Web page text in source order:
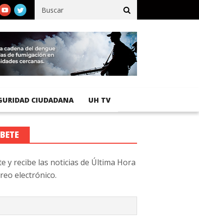
92 % de avance en obras de terracería
CIUDADANA UH TV
y recibe las noticias de Última Hora
electrónico.